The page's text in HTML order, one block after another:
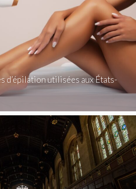
d’épilation utilisées aux États-